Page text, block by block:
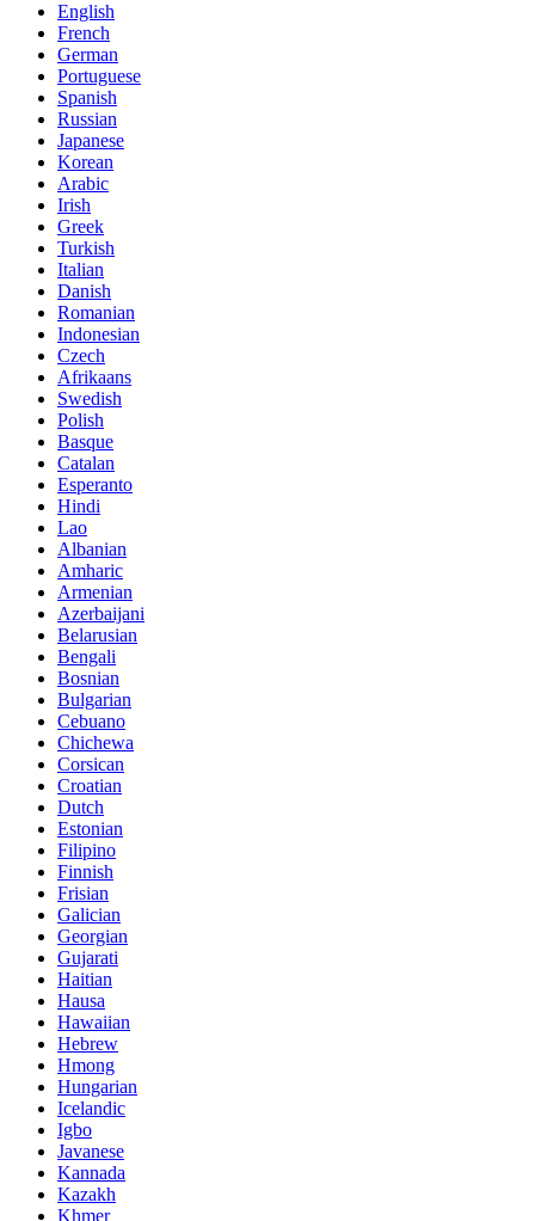
English
French
German
Portuguese
Spanish
Russian
Japanese
Korean
Arabic
Irish
Greek
Turkish
Italian
Danish
Romanian
Indonesian
Czech
Afrikaans
Swedish
Polish
Basque
Catalan
Esperanto
Hindi
Lao
Albanian
Amharic
Armenian
Azerbaijani
Belarusian
Bengali
Bosnian
Bulgarian
Cebuano
Chichewa
Corsican
Croatian
Dutch
Estonian
Filipino
Finnish
Frisian
Galician
Georgian
Gujarati
Haitian
Hausa
Hawaiian
Hebrew
Hmong
Hungarian
Icelandic
Igbo
Javanese
Kannada
Kazakh
Khmer